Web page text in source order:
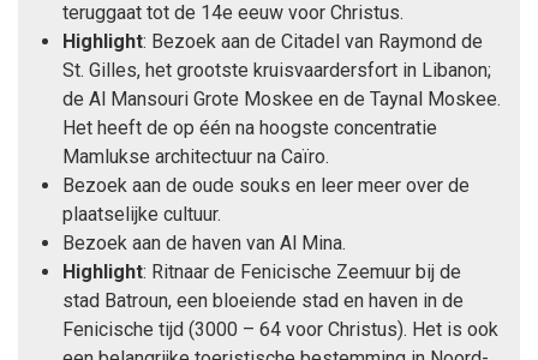
teruggaat tot de 14e eeuw voor Christus.
Highlight: Bezoek aan de Citadel van Raymond de
St. Gilles, het grootste kruisvaardersfort in Libanon;
de Al Mansouri Grote Moskee en de Taynal Moskee.
Het heeft de op één na hoogste concentratie
Mamlukse architectuur na Caïro.
Bezoek aan de oude souks en leer meer over de
plaatselijke cultuur.
Bezoek aan de haven van Al Mina.
Highlight: Ritnaar de Fenicische Zeemuur bij de
stad Batroun, een bloeiende stad en haven in de
Fenicische tijd (3000 – 64 voor Christus). Het is ook